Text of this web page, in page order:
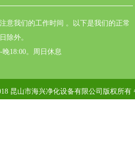
意我们的工作时间 。以下是我们的正常
除外。
18:00。周日休息
昆山市海兴净化设备有限公司版权所有